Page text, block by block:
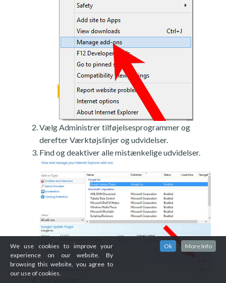
Vælg Administrer tilføjelsesprogrammer og
derefter Værktøjslinjer og udvidelser.
Find og deaktiver alle mistænkelige udvidelser.
We use cookies to improve your
experience on our website. By
browsing this website, you agree to
our use of cookies.
Ok More Info